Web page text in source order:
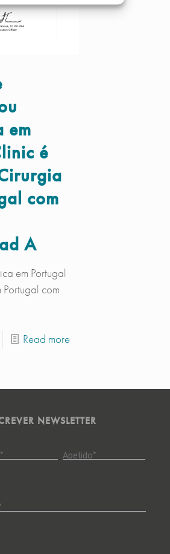
em
é
com
A
em Portugal
com
Read more
NEWSLETTER
* Apelido*